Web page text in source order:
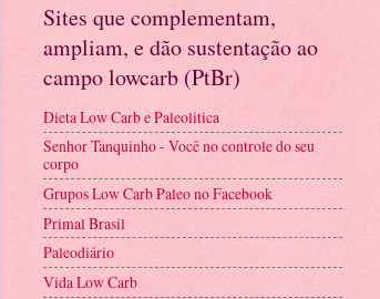
Sites que complementam,
ampliam, e dão sustentação ao
campo lowcarb (PtBr)
Dieta Low Carb e Paleolitica
Senhor Tanquinho - Você no controle do seu
corpo
Grupos Low Carb Paleo no Facebook
Primal Brasil
Paleodiário
Vida Low Carb